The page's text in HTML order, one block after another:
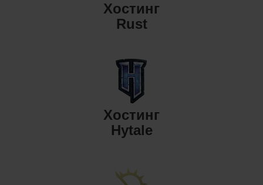
Хостинг
Rust
Хостинг
Hytale